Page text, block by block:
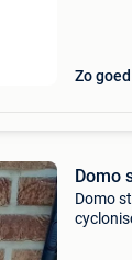
Zo
Domo
Domo